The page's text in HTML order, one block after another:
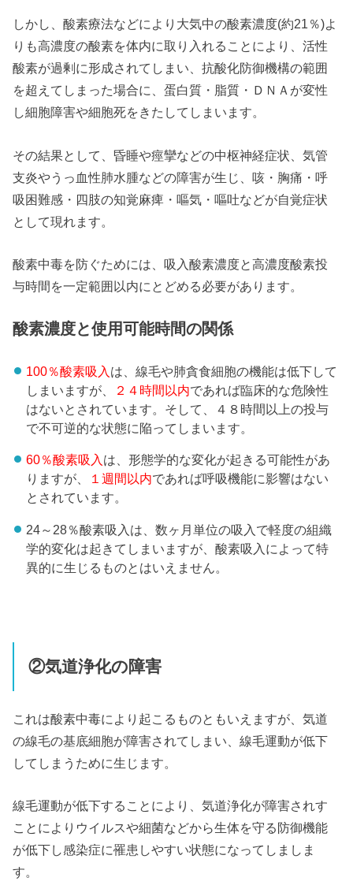
しかし、酸素療法などにより大気中の酸素濃度(約21％)よ
りも高濃度の酸素を体内に取り入れることにより、活性
酸素が過剰に形成されてしまい、抗酸化防御機構の範囲
を超えてしまった場合に、蛋白質・脂質・ＤＮＡが変性
し細胞障害や細胞死をきたしてしまいます。
その結果として、昏睡や痙攣などの中枢神経症状、気管
支炎やうっ血性肺水腫などの障害が生じ、咳・胸痛・呼
吸困難感・四肢の知覚麻痺・嘔気・嘔吐などが自覚症状
として現れます。
酸素中毒を防ぐためには、吸入酸素濃度と高濃度酸素投
与時間を一定範囲以内にとどめる必要があります。
酸素濃度と使用可能時間の関係
100％酸素吸入 は、線毛や肺貪食細胞の機能は低下して
しまいますが、
２４時間以内であれば臨床的な危険性
はないとされています。そして、４８時間以上の投与
で不可逆的な状態に陥ってしまいます。
60％酸素吸入 は、形態学的な変化が起きる可能性があ
りますが、
１週間以内であれば呼吸機能に影響はない
とされています。
24～28％酸素吸入は、数ヶ月単位の吸入で軽度の組織
学的変化は起きてしまいますが、酸素吸入によって特
異的に生じるものとはいえません。
②気道浄化の障害
これは酸素中毒により起こるものともいえますが、気道
の線毛の基底細胞が障害されてしまい、線毛運動が低下
してしまうために生じます。
線毛運動が低下することにより、気道浄化が障害されす
ことによりウイルスや細菌などから生体を守る防御機能
が低下し感染症に罹患しやすい状態になってしましま
す。